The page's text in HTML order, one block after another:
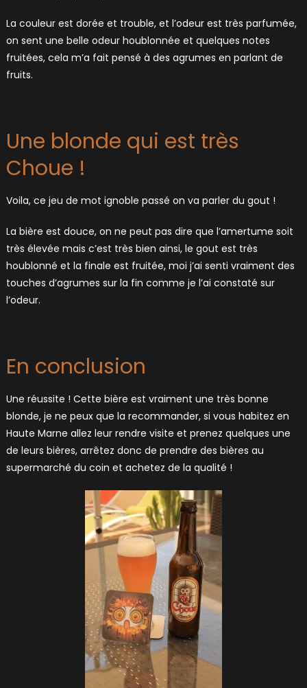
La couleur est dorée et trouble, et l’odeur est très parfumée,
on sent une belle odeur houblonnée et quelques notes
fruitées, cela m’a fait pensé à des agrumes en parlant de
fruits.
Une blonde qui est très
Choue !
Voila, ce jeu de mot ignoble passé on va parler du gout !
La bière est douce, on ne peut pas dire que l’amertume soit
très élevée mais c’est très bien ainsi, le gout est très
houblonné et la finale est fruitée, moi j’ai senti vraiment des
touches d’agrumes sur la fin comme je l’ai constaté sur
l’odeur.
En conclusion
Une réussite ! Cette bière est vraiment une très bonne
blonde, je ne peux que la recommander, si vous habitez en
Haute Marne allez leur rendre visite et prenez quelques une
de leurs bières, arrêtez donc de prendre des bières au
supermarché du coin et achetez de la qualité !